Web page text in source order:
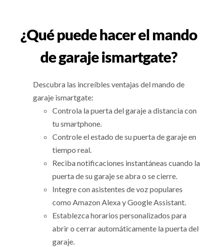
¿Qué puede hacer el mando
de garaje ismartgate?
Descubra las increíbles ventajas del mando de
garaje ismartgate:
Controla la puerta del garaje a distancia con
tu smartphone.
Controle el estado de su puerta de garaje en
tiempo real.
Reciba notificaciones instantáneas cuando la
puerta de su garaje se abra o se cierre.
Integre con asistentes de voz populares
como Amazon Alexa y Google Assistant.
Establezca horarios personalizados para
abrir o cerrar automáticamente la puerta del
garaje.